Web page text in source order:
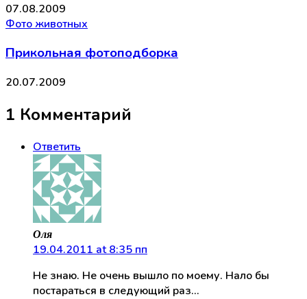
07.08.2009
Фото животных
Прикольная фотоподборка
20.07.2009
1 Комментарий
Ответить
Оля
19.04.2011 at 8:35 пп
Не знаю. Не очень вышло по моему. Нало бы
постараться в следующий раз…